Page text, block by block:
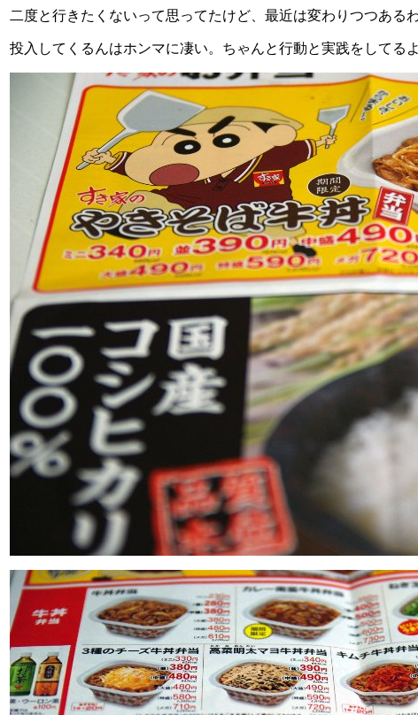
二度と行きたくないって思ってたけど、最近は変わりつつあ
投入してくるんはホンマに凄い。ちゃんと行動と実践をしてるよ